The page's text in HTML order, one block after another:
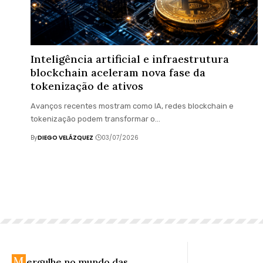
Inteligência artificial e infraestrutura
blockchain aceleram nova fase da
tokenização de ativos
Avanços recentes mostram como IA, redes blockchain e
tokenização podem transformar o…
ByDIEGO VELÁZQUEZ 03/07/2026